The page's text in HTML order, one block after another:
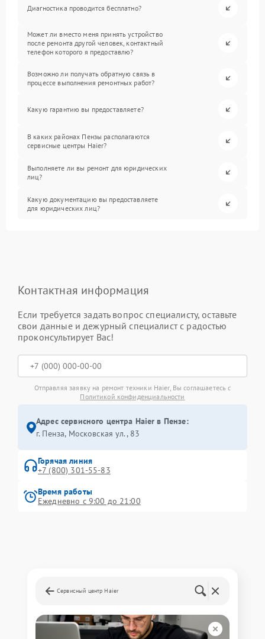
Диагностика проводится бесплатно?
Может ли вместо меня принять устройство
после ремонта другой человек, контактный
телефон которого я предоставлю?
Возможно ли получать обратную связь в
процессе выполнения ремонтных работ?
Какую гарантию вы предоставляете?
В каких районах Пензы располагаются
сервисные центры Haier?
Выполняете ли вы ремонт для юридических
лиц?
Какую документацию вы предоставляете
для юридических лиц?
Контактная информация
Если требуется задать вопрос специалисту, оставьте
свои данные и дежурный специалист с радостью
проконсультирует Вас!
Отправляя заявку на ремонт техники Haier, Вы соглашаетесь с
Политикой конфиденциальности
Адрес сервисного центра Haier в Пензе:
г. Пенза, Московская ул., 83
Горячая линия
+7 (800) 301-55-83
Время работы
Ежедневно с 9:00 до 21:00
Сервисный центр Haier